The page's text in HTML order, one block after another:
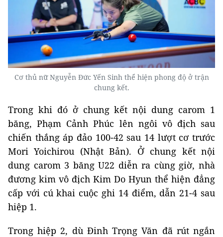
Cơ thủ nữ Nguyễn Đức Yến Sinh thể hiện phong độ ở trận
chung kết.
Trong khi đó ở chung kết nội dung carom 1
băng, Phạm Cảnh Phúc lên ngôi vô địch sau
chiến thắng áp đảo 100-42 sau 14 lượt cơ trước
Mori Yoichirou (Nhật Bản). Ở chung kết nội
dung carom 3 băng U22 diễn ra cùng giờ, nhà
đương kim vô địch Kim Do Hyun thể hiện đẳng
cấp với cú khai cuộc ghi 14 điểm, dẫn 21-4 sau
hiệp 1.
Trong hiệp 2, dù Đinh Trọng Văn đã rút ngắn